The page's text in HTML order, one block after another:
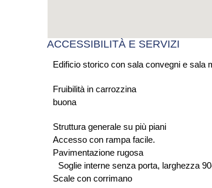
ACCESSIBILITÀ E SERVIZI
Edificio storico con sala convegni e sala
Fruibilità in carrozzina
buona
Struttura generale su più piani
Accesso con rampa facile.
Pavimentazione rugosa
Soglie interne senza porta, larghezza
Scale con corrimano